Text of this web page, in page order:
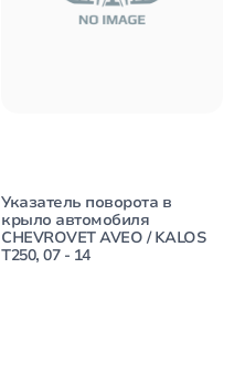
Указатель поворота в
крыло автомобиля
CHEVROVET AVEO / KALOS
T250, 07 - 14